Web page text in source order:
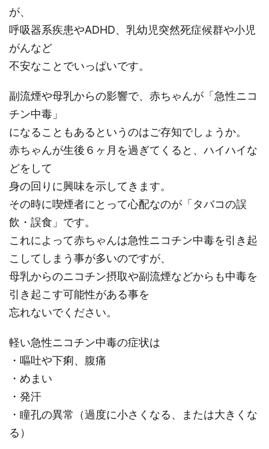
が、
呼吸器系疾患やADHD、乳幼児突然死症候群や小児
がんなど
不安なことでいっぱいです。
副流煙や母乳からの影響で、赤ちゃんが「急性ニコ
チン中毒」
になることもあるというのはご存知でしょうか。
赤ちゃんが生後６ヶ月を過ぎてくると、ハイハイな
どをして
身の回りに興味を示してきます。
その時に喫煙者にとって心配なのが「タバコの誤
飲・誤食」です。
これによって赤ちゃんは急性ニコチン中毒を引き起
こしてしまう事が多いのですが、
母乳からのニコチン摂取や副流煙などからも中毒を
引き起こす可能性がある事を
忘れないでください。
軽い急性ニコチン中毒の症状は
・嘔吐や下痢、腹痛
・めまい
・発汗
・瞳孔の異常（過度に小さくなる、または大きくな
る）